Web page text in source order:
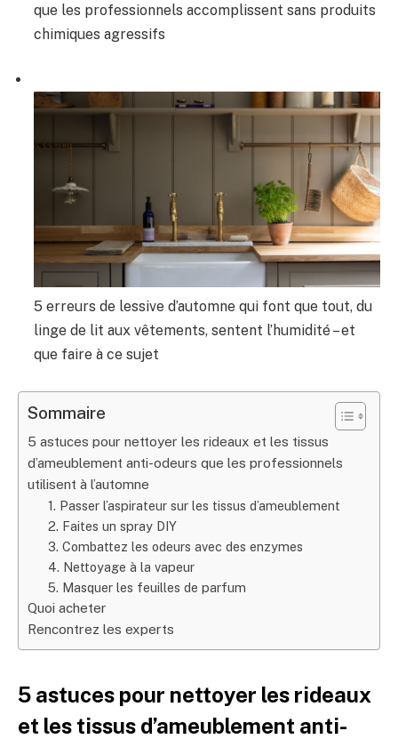
que les professionnels accomplissent sans produits
chimiques agressifs
5 erreurs de lessive d’automne qui font que tout, du
linge de lit aux vêtements, sentent l’humidité – et
que faire à ce sujet
Sommaire
5 astuces pour nettoyer les rideaux et les tissus
d’ameublement anti-odeurs que les professionnels
utilisent à l’automne
1. Passer l’aspirateur sur les tissus d’ameublement
2. Faites un spray DIY
3. Combattez les odeurs avec des enzymes
4. Nettoyage à la vapeur
5. Masquer les feuilles de parfum
Quoi acheter
Rencontrez les experts
5 astuces pour nettoyer les rideaux
et les tissus d’ameublement anti-